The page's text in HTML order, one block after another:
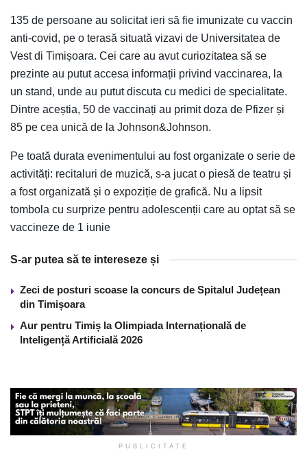
135 de persoane au solicitat ieri să fie imunizate cu vaccin
anti-covid, pe o terasă situată vizavi de Universitatea de
Vest di Timișoara. Cei care au avut curiozitatea să se
prezinte au putut accesa informații privind vaccinarea, la
un stand, unde au putut discuta cu medici de specialitate.
Dintre aceștia, 50 de vaccinați au primit doza de Pfizer și
85 pe cea unică de la Johnson&Johnson.
Pe toată durata evenimentului au fost organizate o serie de
activități: recitaluri de muzică, s-a jucat o piesă de teatru și
a fost organizată și o expoziție de grafică. Nu a lipsit
tombola cu surprize pentru adolescenții care au optat să se
vaccineze de 1 iunie
S-ar putea să te intereseze și
Zeci de posturi scoase la concurs de Spitalul Județean
din Timișoara
Aur pentru Timiș la Olimpiada Internațională de
Inteligență Artificială 2026
PUBLICITATE